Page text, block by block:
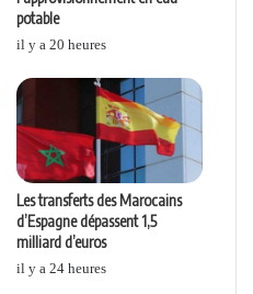
potable
il y a 20 heures
Les transferts des Marocains
d’Espagne dépassent 1,5
milliard d’euros
il y a 24 heures